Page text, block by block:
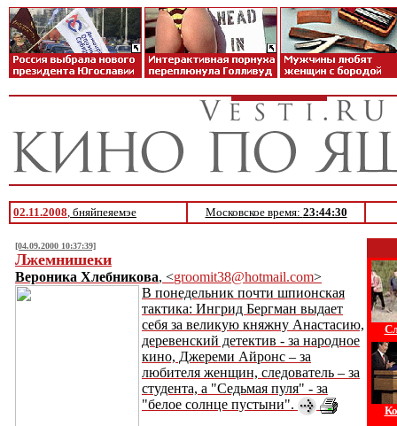
02.11.2008, бняйпеяемэе Московское время: 23:44:30
[04.09.2000 10:37:39]
Лжемнишеки
Вероника Хлебникова, <groomit38@hotmail.com>
В понедельник почти шпионская
тактика: Ингрид Бергман выдает
себя за великую княжну Анастасию,
деревенский детектив - за народное
кино, Джереми Айронс – за
любителя женщин, следователь – за
студента, а "Седьмая пуля" - за
"белое солнце пустыни".